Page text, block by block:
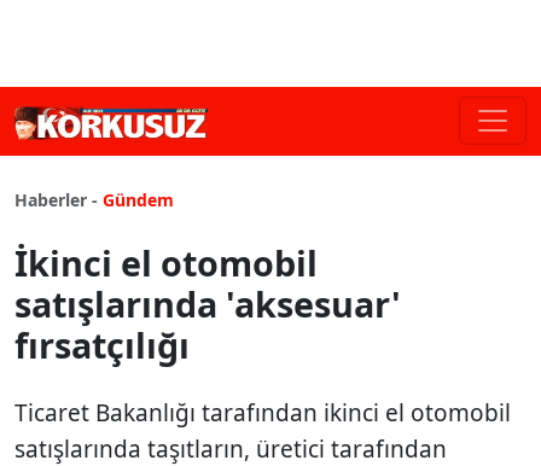
Haberler - Gündem
İkinci el otomobil
satışlarında 'aksesuar'
fırsatçılığı
Ticaret Bakanlığı tarafından ikinci el otomobil
satışlarında taşıtların, üretici tarafından